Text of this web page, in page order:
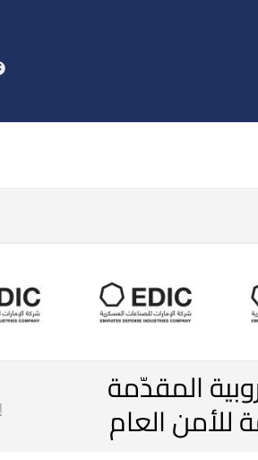
الأمريكية في الخليج العربي
المقدّمة
للأمن العام